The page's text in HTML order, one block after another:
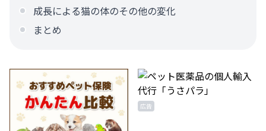
成長による猫の体のその他の変化
まとめ
広告